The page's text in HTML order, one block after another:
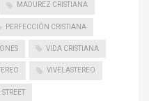
MADUREZ CRISTIANA
PERFECCIÓN CRISTIANA
VIDA CRISTIANA
VIVELASTEREO